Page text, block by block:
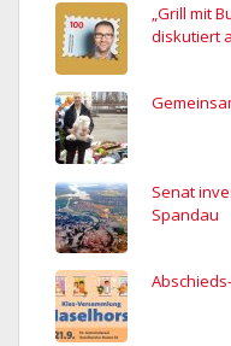
„Grill mit
diskutiert
Senat
Spandau